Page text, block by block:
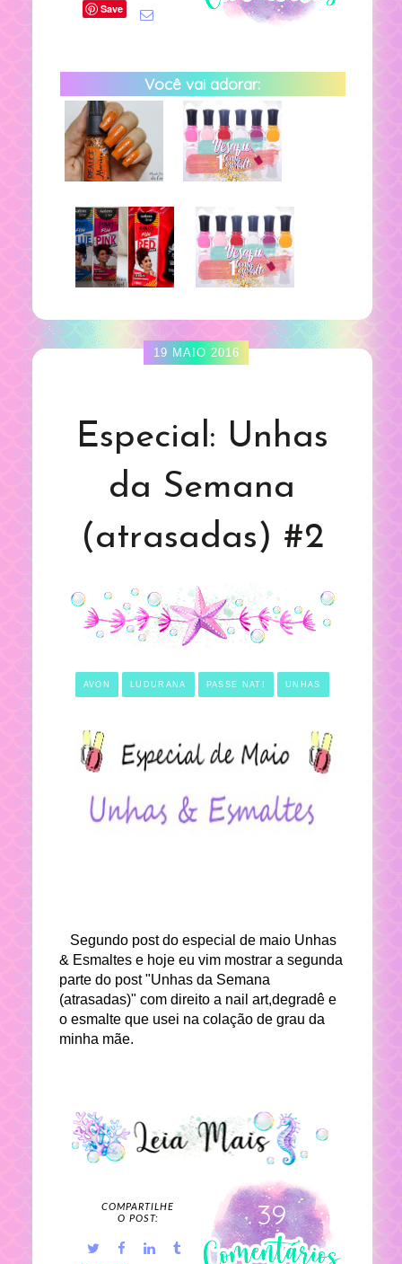
Save
Você vai adorar:
19 MAIO 2016
Especial: Unhas
da Semana
(atrasadas) #2
AVON LUDURANA PASSE NATI UNHAS
Segundo post do especial de maio Unhas
& Esmaltes e hoje eu vim mostrar a segunda
parte do post "Unhas da Semana
(atrasadas)" com direito a nail art,degradê e
o esmalte que usei na colação de grau da
minha mãe.
39
COMPARTILHE
O POST: